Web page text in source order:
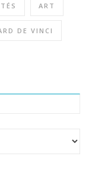
ART
DE VINCI